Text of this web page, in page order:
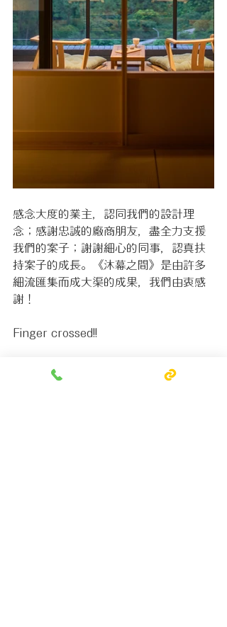
感念大度的業主，認同我們的設計理
念；感謝忠誠的廠商朋友，盡全力支援
我們的案子；謝謝細心的同事，認真扶
持案子的成長。《沐幕之間》是由許多
細流匯集而成大渠的成果，我們由衷感
謝！
Finger crossed!!
#2024金點設計獎
#金點設計